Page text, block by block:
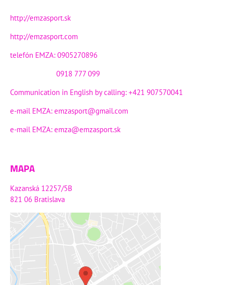
http://emzasport.sk
http://emzasport.com
telefón EMZA: 0905270896
0918 777 099
Communication in English by calling: +421 907570041
e-mail EMZA: emzasport@gmail.com
e-mail EMZA: emza@emzasport.sk
MAPA
Kazanská 12257/5B
821 06 Bratislava
Externý obsah je blokovaný
Prajete si načítať externý obsah?